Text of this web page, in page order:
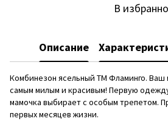
В
Описание
Комбинезон ясельный ТМ Фламинго.
самым милым и красивым! Первую
мамочка выбирает с особым трепетом.
первых месяцев жизни.